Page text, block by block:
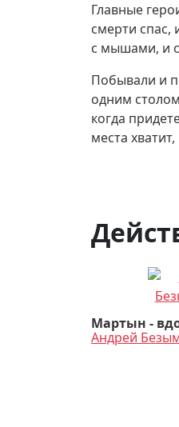
Главные
смерти спас,
с мышами, и
Побывали и
одним
когда
места
Мартын -
Андрей